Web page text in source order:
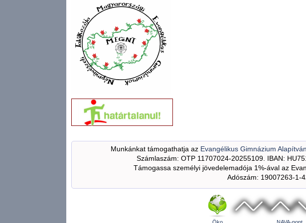
Munkánkat támogathatja az Evangélikus Gimnázium
Számlaszám: OTP 11707024-20255109. IBAN:
Támogassa személyi jövedelemadója 1%-ával az
Adószám: 19007263-1-